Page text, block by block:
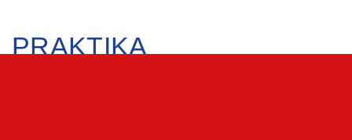
PRAKTIKA